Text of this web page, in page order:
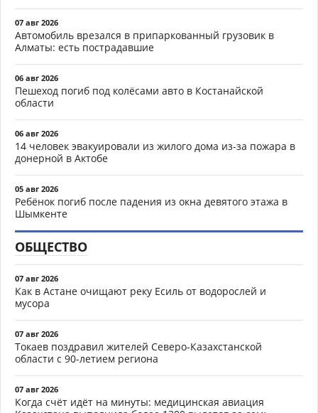
07 авг 2026
Автомобиль врезался в припаркованный грузовик в
Алматы: есть пострадавшие
06 авг 2026
Пешеход погиб под колёсами авто в Костанайской
области
06 авг 2026
14 человек эвакуировали из жилого дома из-за пожара в
донерной в Актобе
05 авг 2026
Ребёнок погиб после падения из окна девятого этажа в
Шымкенте
ОБЩЕСТВО
07 авг 2026
Как в Астане очищают реку Есиль от водорослей и
мусора
07 авг 2026
Токаев поздравил жителей Северо-Казахстанской
области с 90-летием региона
07 авг 2026
Когда счёт идёт на минуты: медицинская авиация